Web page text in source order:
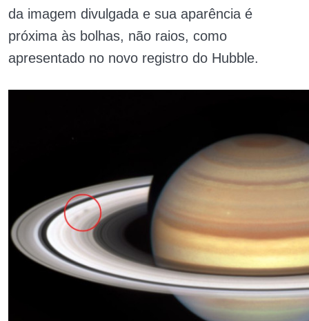
da imagem divulgada e sua aparência é
próxima às bolhas, não raios, como
apresentado no novo registro do Hubble.